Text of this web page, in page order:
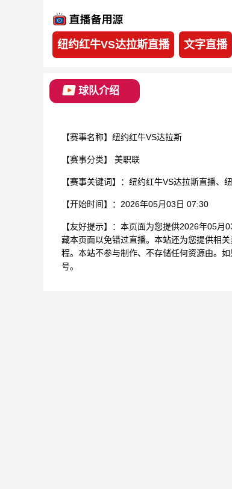
纽约红牛VS达拉斯直播 文字直播
球队介绍
【赛事名称】纽约红牛VS达拉斯
【赛事分类】 美职联
【赛事关键词】：纽约红牛VS达拉斯直播、
【开始时间】：2026年05月03日 07:30
【友好提示】：本页面为您提供2026年05
藏本页面以免错过直播。本站还为您提供相
程。本站不参与制作、不存储任何资源由。
号。